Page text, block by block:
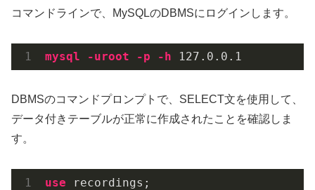
コマンドラインで、MySQLのDBMSにログインします。
mysql -uroot -p -h 127 .0 .0 .1
DBMSのコマンドプロンプトで、SELECT文を使用して、
データ付きテーブルが正常に作成されたことを確認しま
す。
use